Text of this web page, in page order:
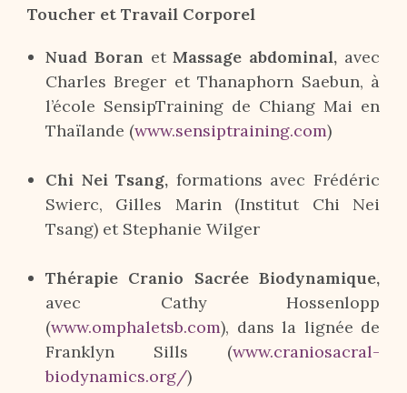
Toucher et Travail Corporel
Nuad Boran etMassage abdominal, avec
Charles Breger et Thanaphorn Saebun, à
l’école SensipTraining de Chiang Mai en
Thaïlande (www.sensiptraining.com)
Chi Nei Tsang, formations avec Frédéric
Swierc, Gilles Marin (Institut Chi Nei
Tsang) et Stephanie Wilger
Thérapie Cranio Sacrée Biodynamique,
avec Cathy Hossenlopp
(www.omphaletsb.com), dans la lignée de
Franklyn Sills (www.craniosacral-
biodynamics.org/)